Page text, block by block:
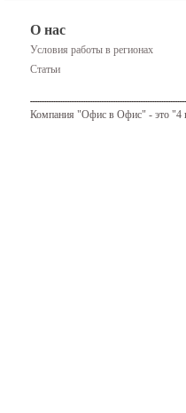
О нас
Условия работы в регионах
Статьи
Компания "Офис в Офис" - это "4